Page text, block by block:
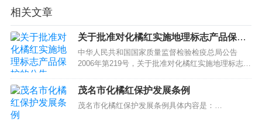
相关文章
关于批准对化橘红实施地理标志产品保护
的公告 2006年第219号
中华人民共和国国家质量监督检验检疫总局公告
2006年第219号，关于批准对化橘红实施地理标志产
茂名市化橘红保护发展条例
茂名市化橘红保护发展条例具体内容是：…